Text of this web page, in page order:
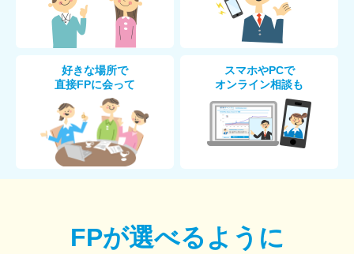
好きな場所で
直接FPに会って
スマホやPCで
オンライン相談も
FPが選べるように